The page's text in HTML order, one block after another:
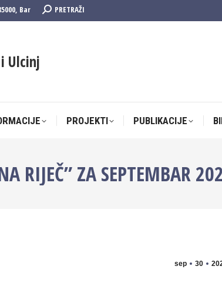
Bar Search:PRETRAŽI
Ulcinj
PROJEKTI PUBLIKACIJE
RIJEČ” ZA SEPTEMBAR
sep 30
PROJEKTI PUBLIKACIJE